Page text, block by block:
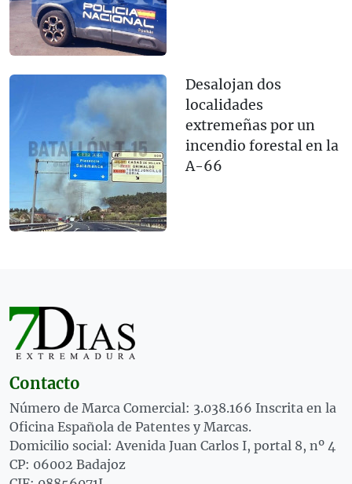
Desalojan dos
localidades
extremeñas por un
incendio forestal en la
A-66
Contacto
Número de Marca Comercial: 3.038.166 Inscrita en la
Oficina Española de Patentes y Marcas.
Domicilio social: Avenida Juan Carlos I, portal 8, nº 4
CP: 06002 Badajoz